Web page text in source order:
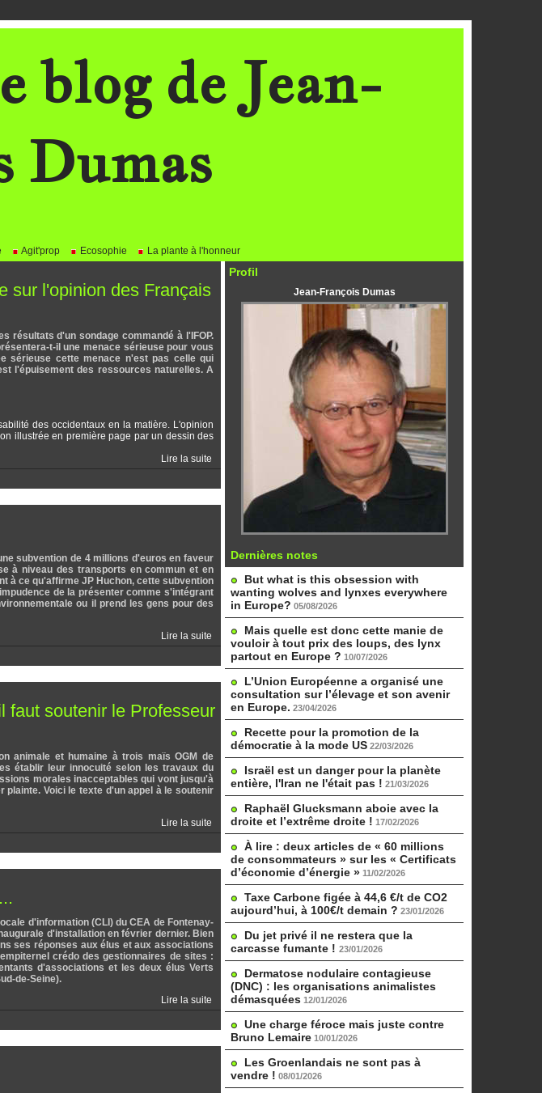
blog de Jean-
Dumas
Agit'prop Ecosophie La plante à l'honneur
sur l'opinion des Français
résultats d'un sondage commandé à l'IFOP.
t-il une menace sérieuse pour vous
sérieuse cette menace n'est pas celle qui
l'épuisement des ressources naturelles. A
des occidentaux en la matière. L'opinion
illustrée en première page par un dessin des
Lire la suite
subvention de 4 millions d'euros en faveur
à niveau des transports en commun et en
à ce qu'affirme JP Huchon, cette subvention
de la présenter comme s'intégrant
ou il prend les gens pour des
Lire la suite
faut soutenir le Professeur
animale et humaine à trois maïs OGM de
établir leur innocuité selon les travaux du
morales inacceptables qui vont jusqu'à
Voici le texte d'un appel à le soutenir
Lire la suite
d'information (CLI) du CEA de Fontenay-
d'installation en février dernier. Bien
ses réponses aux élus et aux associations
crédo des gestionnaires de sites :
d'associations et les deux élus Verts
de-Seine).
Lire la suite
Profil
Jean-François Dumas
Dernières notes
But what is this obsession with
wanting wolves and lynxes everywhere
in Europe? 05/08/2026
Mais quelle est donc cette manie de
vouloir à tout prix des loups, des lynx
partout en Europe ? 10/07/2026
L’Union Européenne a organisé une
consultation sur l’élevage et son avenir
en Europe. 23/04/2026
Recette pour la promotion de la
démocratie à la mode US 22/03/2026
Israël est un danger pour la planète
entière, l'Iran ne l'était pas ! 21/03/2026
Raphaël Glucksmann aboie avec la
droite et l’extrême droite ! 17/02/2026
À lire : deux articles de « 60 millions
de consommateurs » sur les « Certificats
d’économie d’énergie » 11/02/2026
Taxe Carbone figée à 44,6 €/t de CO2
aujourd’hui, à 100€/t demain ? 23/01/2026
Du jet privé il ne restera que la
carcasse fumante ! 23/01/2026
Dermatose nodulaire contagieuse
(DNC) : les organisations animalistes
démasquées 12/01/2026
Une charge féroce mais juste contre
Bruno Lemaire 10/01/2026
Les Groenlandais ne sont pas à
vendre ! 08/01/2026